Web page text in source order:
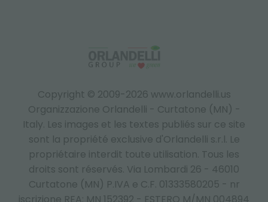
Copyright © 2009-2026 www.orlandelli.us
Organizzazione Orlandelli - Curtatone (MN) -
Italy. Les images et les textes publiés sur ce site
sont la propriété exclusive d'Orlandelli s.r.l. Le
propriétaire interdit toute utilisation. Tous les
droits sont réservés. Via Lombardi 26 - 46010
Curtatone (MN) P.IVA e C.F. 01333580205 - nr